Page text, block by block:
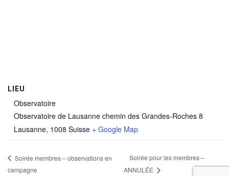
LIEU
Observatoire
Observatoire de Lausanne chemin des Grandes-Roches 8
Lausanne, 1008 Suisse + Google Map
Soirée membres – observations en
campagne
Soirée pour les membres –
ANNULÉE